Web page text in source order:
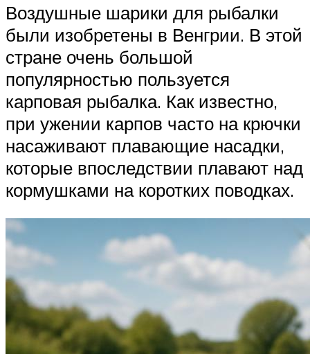
Воздушные шарики для рыбалки
были изобретены в Венгрии. В этой
стране очень большой
популярностью пользуется
карповая рыбалка. Как известно,
при ужении карпов часто на крючки
насаживают плавающие насадки,
которые впоследствии плавают над
кормушками на коротких поводках.